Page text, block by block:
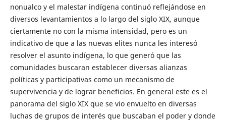
nonualco y el malestar indígena continuó reflejándose en
diversos levantamientos a lo largo del siglo XIX, aunque
ciertamente no con la misma intensidad, pero es un
indicativo de que a las nuevas elites nunca les interesó
resolver el asunto indígena, lo que generó que las
comunidades buscaran establecer diversas alianzas
políticas y participativas como un mecanismo de
supervivencia y de lograr beneficios. En general este es el
panorama del siglo XIX que se vio envuelto en diversas
luchas de grupos de interés que buscaban el poder y donde